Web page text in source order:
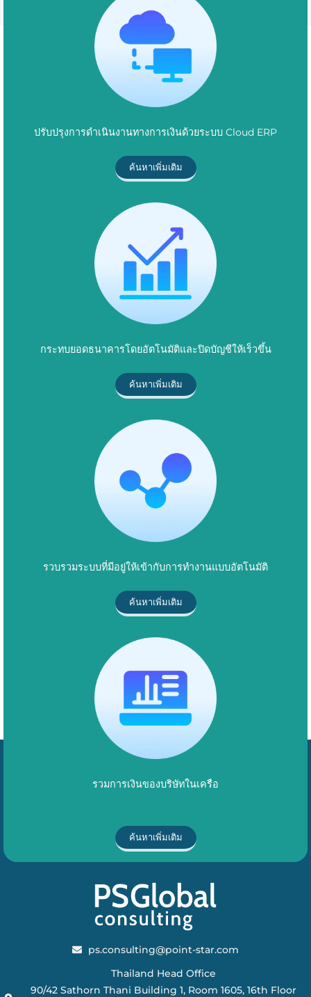
ปรับปรุงการดำเนินงานทางการเงินด้วยระบบ Cloud ERP
ค้นหาเพิ่มเติม
กระทบยอดธนาคารโดยอัตโนมัติและปิดบัญชีให้เร็วขึ้น
ค้นหาเพิ่มเติม
รวบรวมระบบที่มีอยู่ให้เข้ากับการทำงานแบบอัตโนมัติ
ค้นหาเพิ่มเติม
รวมการเงินของบริษัทในเครือ
ค้นหาเพิ่มเติม
ps.consulting@point-star.com
Thailand Head Office
90/42 Sathorn Thani Building 1, Room 1605, 16th Floor